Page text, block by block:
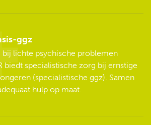
ggz
bij lichte psychische problemen
biedt specialistische zorg bij ernstige
(specialistische ggz). Samen
hulp op maat.